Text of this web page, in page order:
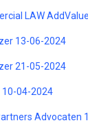
LAW
13-06-2024
21-05-2024
10-04-2024
Advocaten